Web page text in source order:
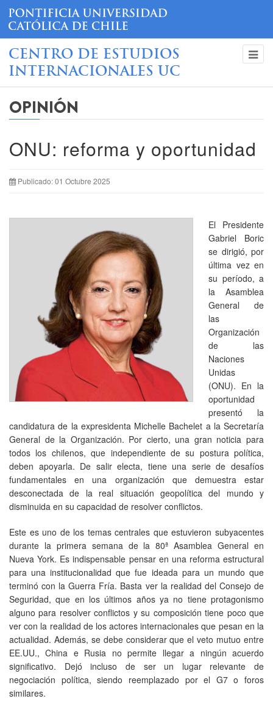
CENTRO DE ESTUDIOS
INTERNACIONALES UC
OPINIÓN
ONU: reforma y oportunidad
Publicado: 01 Octubre 2025
El Presidente
Gabriel Boric
se dirigió, por
última vez en
su período, a
la Asamblea
General de
las
Organización
de las
Naciones
Unidas
(ONU). En la
oportunidad
presentó la
candidatura de la expresidenta Michelle Bachelet a la Secretaría
General de la Organización. Por cierto, una gran noticia para
todos los chilenos, que independiente de su postura política,
deben apoyarla. De salir electa, tiene una serie de desafíos
fundamentales en una organización que demuestra estar
desconectada de la real situación geopolítica del mundo y
disminuida en su capacidad de resolver conflictos.
Este es uno de los temas centrales que estuvieron subyacentes
durante la primera semana de la 80ª Asamblea General en
Nueva York. Es indispensable pensar en una reforma estructural
para una institucionalidad que fue ideada para un mundo que
terminó con la Guerra Fría. Basta ver la realidad del Consejo de
Seguridad, que en los últimos años ya no tiene protagonismo
alguno para resolver conflictos y su composición tiene poco que
ver con la realidad de los actores internacionales que pesan en la
actualidad. Además, se debe considerar que el veto mutuo entre
EE.UU., China e Rusia no permite llegar a ningún acuerdo
significativo. Dejó incluso de ser un lugar relevante de
negociación política, siendo reemplazado por el G7 o foros
similares.